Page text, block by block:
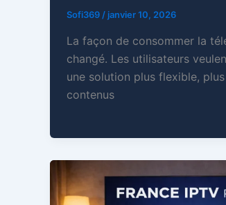
Sofi369 / janvier 10, 2026
La façon de consommer la
changé. Les utilisateurs
une solution plus flexible,
contenus